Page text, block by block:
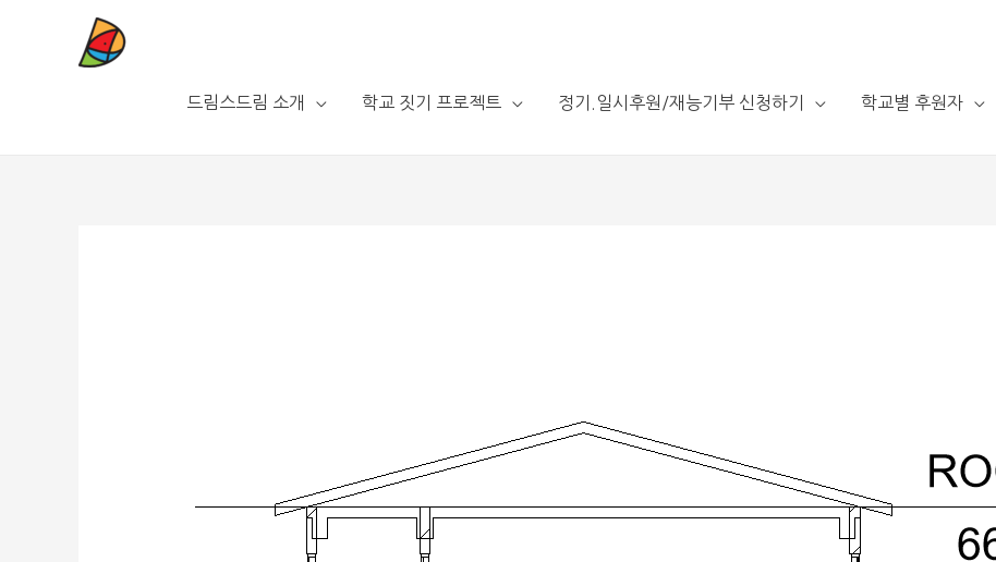
드림스드림 소개 학교 짓기 프로젝트 정기.일시후원/재능기부 신청하기 학교별 후원자